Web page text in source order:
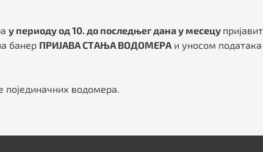
у периоду од 10. до последњег дана у месецу
банер ПРИЈАВА СТАЊА ВОДОМЕРА и уносом
појединачних водомера.